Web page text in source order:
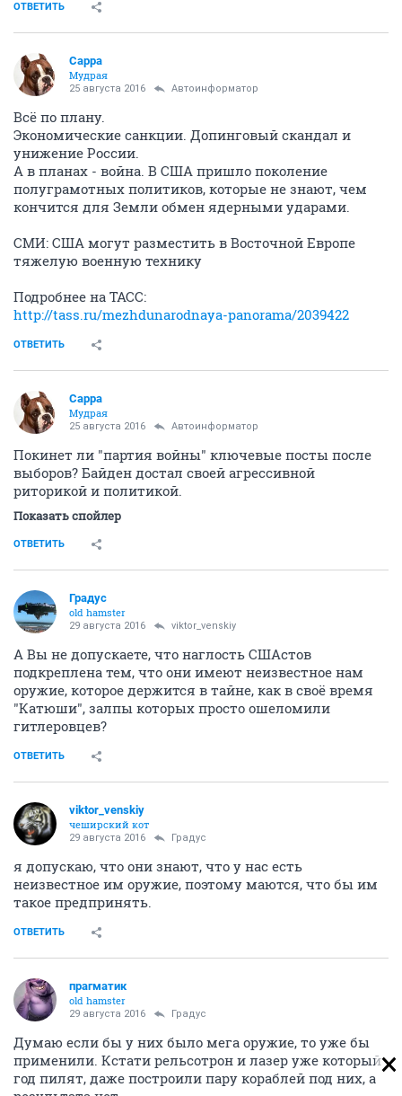
ОТВЕТИТЬ
Сарра
Мудрая
25 августа 2016 Автоинформатор
Всё по плану.
Экономические санкции. Допинговый скандал и
унижение России.
А в планах - война. В США пришло поколение
полуграмотных политиков, которые не знают, чем
кончится для Земли обмен ядерными ударами.
СМИ: США могут разместить в Восточной Европе
тяжелую военную технику
Подробнее на ТАСС:
http://tass.ru/mezhdunarodnaya-panorama/2039422
ОТВЕТИТЬ
Сарра
Мудрая
25 августа 2016 Автоинформатор
Покинет ли "партия войны" ключевые посты после
выборов? Байден достал своей агрессивной
риторикой и политикой.
Показать спойлер
ОТВЕТИТЬ
Градус
old hamster
29 августа 2016 viktor_venskiy
А Вы не допускаете, что наглость СШАстов
подкреплена тем, что они имеют неизвестное нам
оружие, которое держится в тайне, как в своё время
"Катюши", залпы которых просто ошеломили
гитлеровцев?
ОТВЕТИТЬ
viktor_venskiy
чеширский кот
29 августа 2016 Градус
я допускаю, что они знают, что у нас есть
неизвестное им оружие, поэтому маются, что бы им
такое предпринять.
ОТВЕТИТЬ
прагматик
old hamster
29 августа 2016 Градус
Думаю если бы у них было мега оружие, то уже бы
применили. Кстати рельсотрон и лазер уже который
год пилят, даже построили пару кораблей под них, а